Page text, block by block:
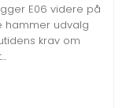
E06 videre på
hammer udvalg
krav om